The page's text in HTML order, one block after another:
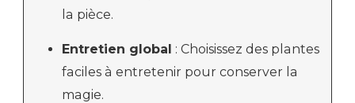
la pièce.
Entretien global : Choisissez des plantes
faciles à entretenir pour conserver la
magie.